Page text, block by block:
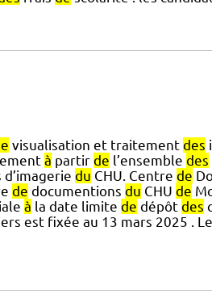
visualisation et traitement des
à partir de l’ensemble des
d’imagerie du CHU. Centre de
de documentions du CHU de
à la date limite de dépôt des
est fixée au 13 mars 2025 .